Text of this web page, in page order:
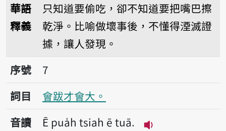
華語
釋義
只知道要偷吃，卻不知道要把嘴巴擦
乾淨。比喻做壞事後，不懂得湮滅證
據，讓人發現。
序號7會跋才會大。
序號
7
詞目
會跋才會大。
音讀
Ē pua̍h tsiah ē tuā.